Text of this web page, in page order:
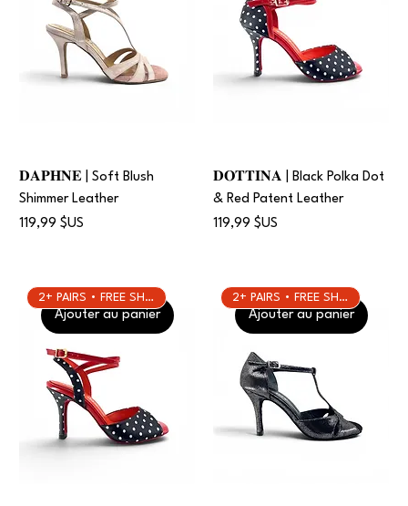
𝐃𝐀𝐏𝐇𝐍𝐄 | Soft Blush
Shimmer Leather
Prix
119,99 $US
𝐃𝐎𝐓𝐓𝐈𝐍𝐀 | Black Polka Dot
& Red Patent Leather
Prix
119,99 $US
Ajouter au panier
2+ PAIRS • FREE SHIPPING
Ajouter au panier
2+ PAIRS • FREE SHIPPING